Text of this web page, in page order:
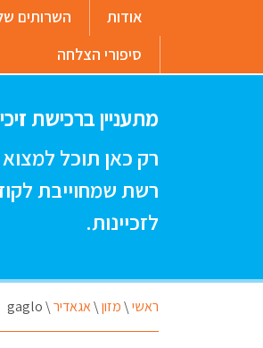
אודות השרותים
סיפורי הצלחה
מתעניין ברכישת
רק כאן תוכל למצוא
רשת שמחוייבת
לזכיינות.
ראשי\מזון\אגאדיר\
gaglo